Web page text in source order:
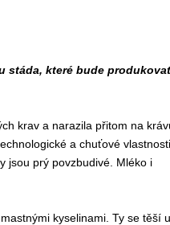
stáda, které bude produkovat
krav a narazila přitom na
a chuťové vlastnosti
jsou prý povzbudivé. Mléko i
kyselinami. Ty se těší u